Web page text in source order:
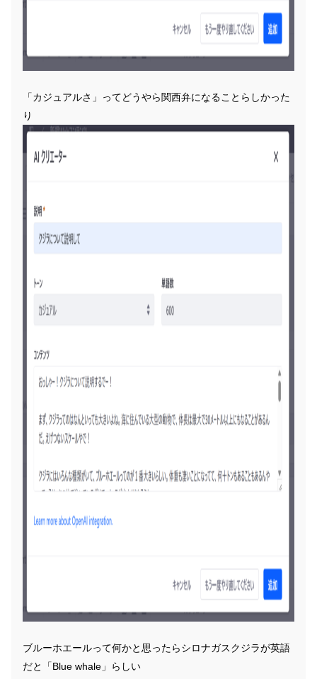
「カジュアルさ」ってどうやら関西弁になることらしかった
り
ブルーホエールって何かと思ったらシロナガスクジラが英語
だと「Blue whale」らしい